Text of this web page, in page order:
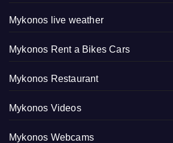
Mykonos live weather
Mykonos Rent a Bikes Cars
Mykonos Restaurant
Mykonos Videos
Mykonos Webcams